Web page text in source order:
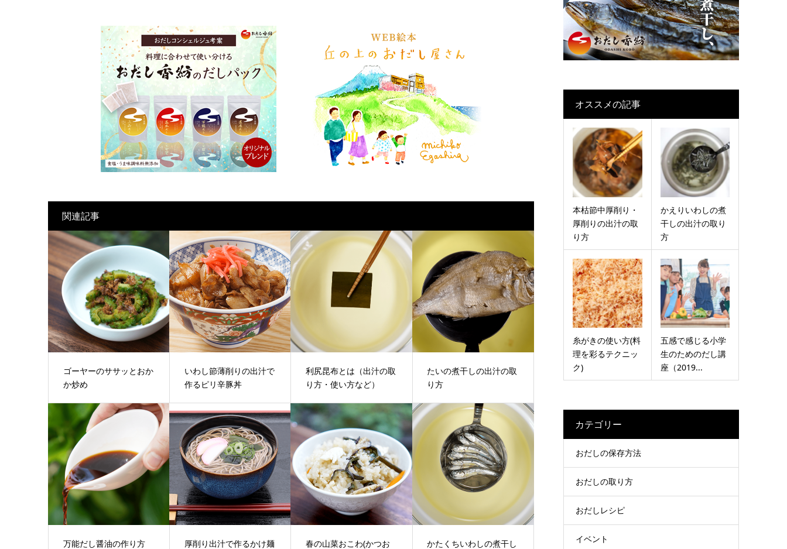
関連記事
ゴーヤーのササッとおか
か炒め
いわし節薄削りの出汁で
作るピリ辛豚丼
利尻昆布とは（出汁の取
り方・使い方など）
たいの煮干しの出汁の取
り方
万能だし醤油の作り方
厚削り出汁で作るかけ麺
春の山菜おこわ(かつお
かたくちいわしの煮干し
オススメの記事
本枯節中厚削り・
厚削りの出汁の取
り方
かえりいわしの煮
干しの出汁の取り
方
糸がきの使い方(料
理を彩るテクニッ
ク)
五感で感じる小学
生のためのだし講
座（2019...
カテゴリー
おだしの保存方法
おだしの取り方
おだしレシピ
イベント